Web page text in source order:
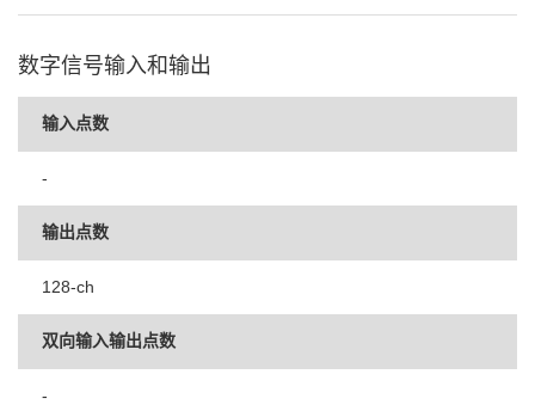
数字信号输入和输出
输入点数
-
输出点数
128-ch
双向输入输出点数
-